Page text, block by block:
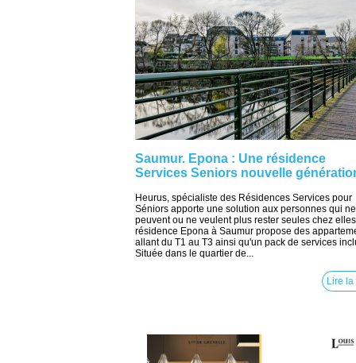
Saumur. Epona : Une résidence
Services Seniors nouvelle
Heurus, spécialiste des Résidences Services pour
Séniors apporte une solution aux personnes qui ne
peuvent ou ne veulent plus rester seules chez
résidence Epona à Saumur propose des
allant du T1 au T3 ainsi qu'un pack de services
Située dans le quartier de...
Lire la